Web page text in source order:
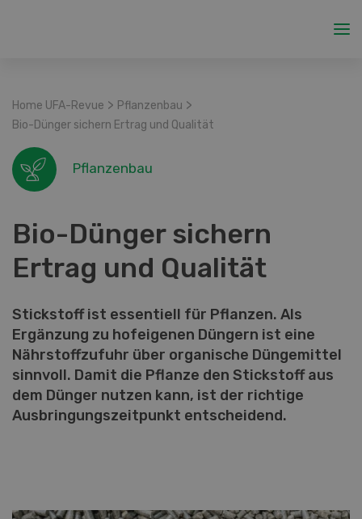
Home UFA-Revue > Pflanzenbau >
Bio-Dünger sichern Ertrag und Qualität
Pflanzenbau
Bio-Dünger sichern
Ertrag und Qualität
Stickstoff ist essentiell für Pflanzen. Als
Ergänzung zu hofeigenen Düngern ist eine
Nährstoffzufuhr über organische Düngemittel
sinnvoll. Damit die Pflanze den Stickstoff aus
dem Dünger nutzen kann, ist der richtige
Ausbringungszeitpunkt entscheidend.